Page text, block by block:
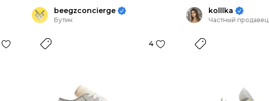
beegzconcierge
Бутик
4
kolllka
Частный продавец